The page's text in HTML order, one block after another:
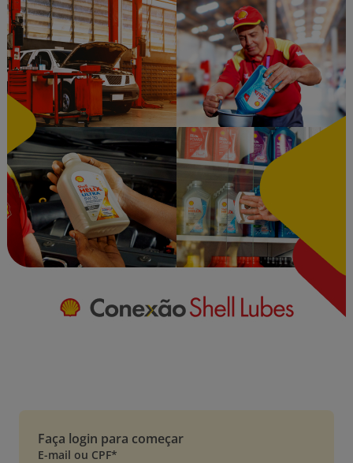
Faça login para começar
E-mail ou CPF*